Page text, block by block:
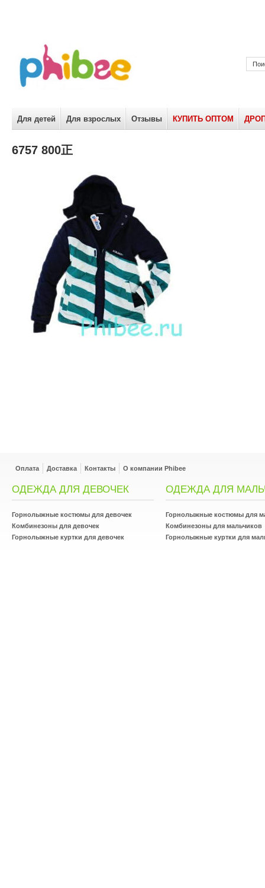
Для детей Для взрослых Отзывы КУПИТЬ ОПТОМ
6757 800正
Оплата Доставка Контакты О компании Phibee
ОДЕЖДА ДЛЯ ДЕВОЧЕК
Горнолыжные костюмы для девочек
Комбинезоны для девочек
Горнолыжные куртки для девочек
ОДЕЖДА ДЛЯ
Горнолыжные костюмы для
Комбинезоны для мальчиков
Горнолыжные куртки для